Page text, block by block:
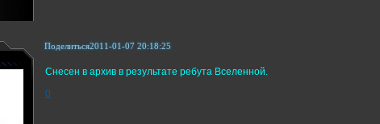
Поделиться2011-01-07 20:18:25
Снесен в архив в результате ребута Вселенной.
0